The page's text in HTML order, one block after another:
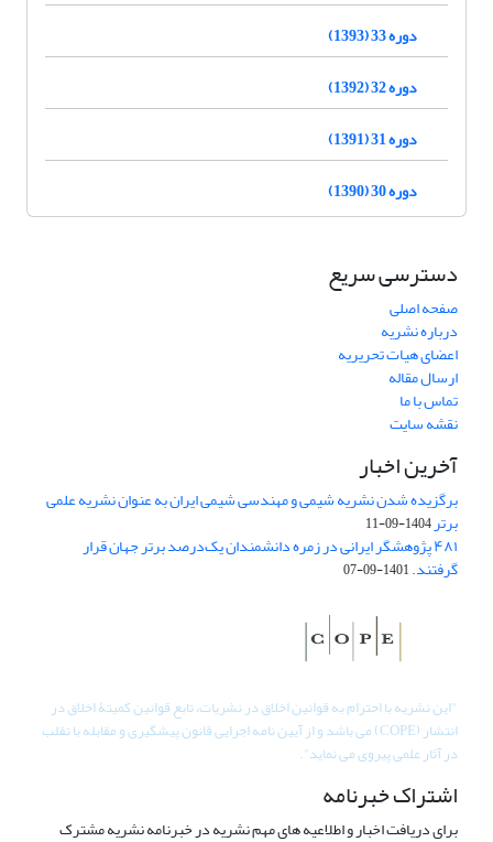
دوره 33 (1393)
دوره 32 (1392)
دوره 31 (1391)
دوره 30 (1390)
دسترسی سریع
صفحه اصلی
درباره نشریه
اعضای هیات تحریریه
ارسال مقاله
تماس با ما
نقشه سایت
آخرین اخبار
برگزیده شدن نشریه شیمی و مهندسی شیمی ایران به عنوان نشریه علمی
برتر1404-09-11
۴۸۱ پژوهشگر ایرانی در زمره دانشمندان یک‌درصد برتر جهان قرار
گرفتند.1401-09-07
"این نشریه با احترام به قوانین اخلاق در نشریات، تابع قوانین کمیتۀ اخلاق در
انتشار (COPE) می باشد و از آیین نامه اجرایی قانون پیشگیری و مقابله با تقلب
در آثار علمی پیروی می نماید".
اشتراک خبرنامه
برای دریافت اخبار و اطلاعیه های مهم نشریه در خبرنامه نشریه مشترک